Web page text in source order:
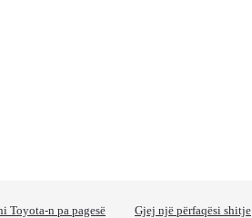
Toyota-n pa pagesë Gjej një përfaqësi shitje